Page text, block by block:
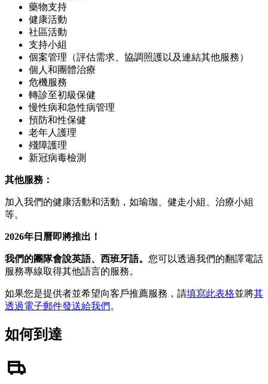
藥物支持
健康活動
社區活動
支持小組
個案管理（評估需求、協調照護以及連結其他服務）
個人和團體治療
危機服務
轉診至初級保健
慢性病和急性病管理
預防和性保健
老年人護理
殘障護理
新冠病毒檢測
其他服務：
加入我們的健康活動和活動，如瑜珈、健走小組、治療小組
等。
2026年日曆即將推出！
我們的團隊會說英語、西班牙語。 您可以透過我們的翻譯電話
服務專線取得其他語言的服務。
如果您是提供者並希望向客戶推薦服務，請填寫此表格並將其
透過電子郵件發送給我們 。
如何到達